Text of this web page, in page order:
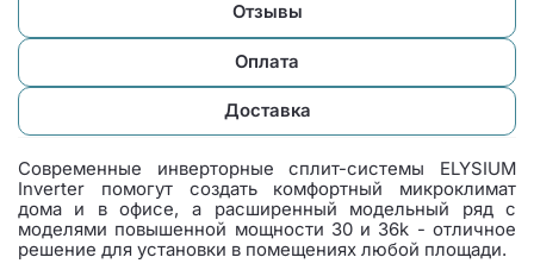
Отзывы
Оплата
Доставка
Современные инверторные сплит-системы ELYSIUM
Inverter помогут создать комфортный микроклимат
дома и в офисе, а расширенный модельный ряд с
моделями повышенной мощности 30 и 36k - отличное
решение для установки в помещениях любой площади.